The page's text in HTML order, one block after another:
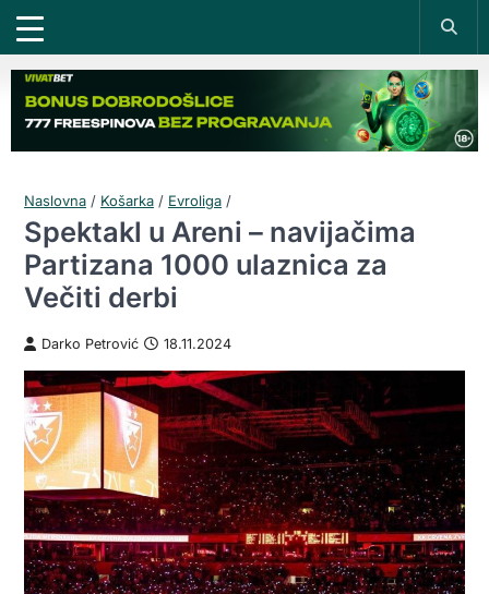
Naslovna / Košarka / Evroliga /
Spektakl u Areni – navijačima
Partizana 1000 ulaznica za
Večiti derbi
Darko Petrović 18.11.2024